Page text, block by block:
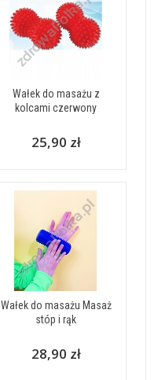
Wałek do masażu z
kolcami czerwony
25,90 zł
Wałek do masażu Masaż
stóp i rąk
28,90 zł